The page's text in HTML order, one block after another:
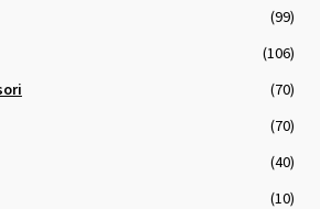
(99)
(106)
(70)
(70)
(40)
(10)